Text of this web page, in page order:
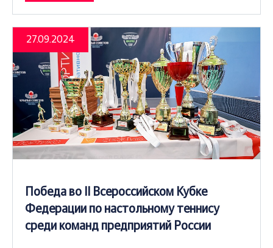
27.09.2024
Победа во II Всероссийском Кубке
Федерации по настольному теннису
среди команд предприятий России